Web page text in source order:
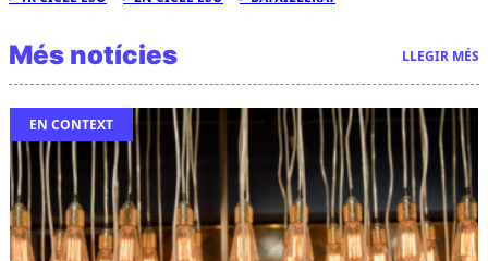
Més notícies LLEGIR MÉS
EN CONTEXT